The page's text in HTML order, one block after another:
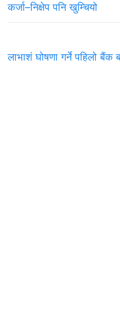
कर्जा–निक्षेप पनि खुम्चियो
लाभाशं घोषणा गर्ने पहिलो बैंक